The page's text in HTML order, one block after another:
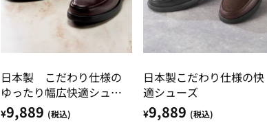
日本製 こだわり仕様の
ゆったり幅広快適シュー
ズ
¥9,889 (税込)
日本製こだわり仕様の快
適シューズ
¥9,889 (税込)